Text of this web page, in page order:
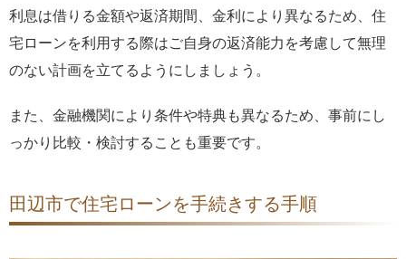
利息は借りる金額や返済期間、金利により異なるため、住
宅ローンを利用する際はご自身の返済能力を考慮して無理
のない計画を立てるようにしましょう。
また、金融機関により条件や特典も異なるため、事前にし
っかり比較・検討することも重要です。
田辺市で住宅ローンを手続きする手順